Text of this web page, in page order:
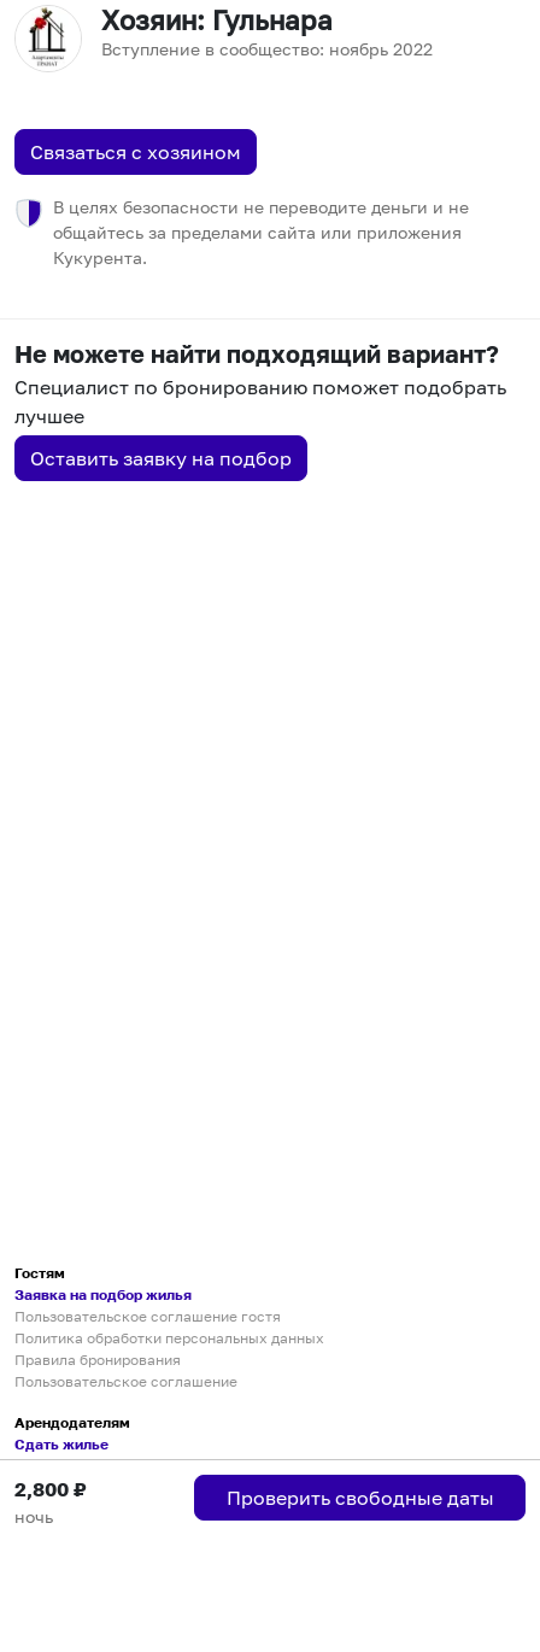
Хозяин: Гульнара
Вступление в сообщество: ноябрь 2022
Связаться с хозяином
В целях безопасности не переводите деньги и не
общайтесь за пределами сайта или приложения
Кукурента.
Не можете найти подходящий вариант?
Специалист по бронированию поможет подобрать
лучшее
Оставить заявку на подбор
2,800 ₽
ночь
Проверить свободные даты
Гостям
Заявка на подбор жилья
Пользовательское соглашение гостя
Политика обработки персональных данных
Правила бронирования
Пользовательское соглашение
Арендодателям
Сдать жилье
Пользовательское соглашение
Правила публикации объявлений